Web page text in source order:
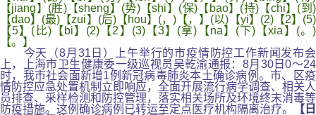
【jiang】(胜)【sheng】(势)【shi】(保)【bao】(持)【chi】(到)
【dao】(最)【zui】(后)【hou】(，)【，】(以)【yi】(2)【2】(5)
【5】(比)【bi】(2)【2】(3)【3】(拿)【na】(下)【xia】(。)
【。】
今天（8月31日）上午举行的市疫情防控工作新闻发布会
上，上海市卫生健康委一级巡视员吴乾渝通报：8月30日0～24
时，我市社会面新增1例新冠病毒肺炎本土确诊病例。市、区疫
情防控应急处置机制立即响应，全面开展流行病学调查、相关人
员排查、采样检测和防控管理，落实相关场所及环境终末消毒等
防疫措施。这例确诊病例已转运至定点医疗机构隔离治疗。
【日